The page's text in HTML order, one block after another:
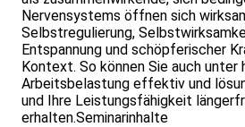
Nervensystems öffnen sich
Selbstregulierung,
Entspannung und schöpferischer
Kontext. So können Sie auch unter
Arbeitsbelastung effektiv und
und Ihre Leistungsfähigkeit
erhalten.Seminarinhalte